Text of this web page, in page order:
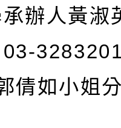
辦人黃淑
03-
倩如小姐